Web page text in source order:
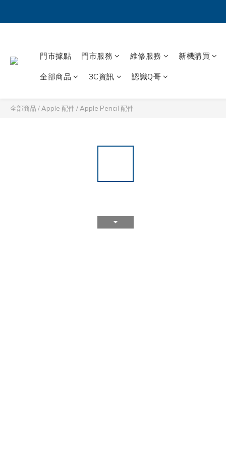
門市據點 門市服務 維修服務 新機購買
全部商品 3C資訊 認識Q哥
全部商品 / Apple 配件/ Apple Pencil 配件